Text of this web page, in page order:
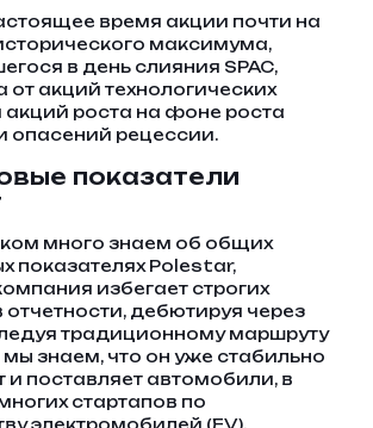
время акции почти на
максимума,
в день слияния SPAC,
от акций технологических
роста на фоне роста
опасений рецессии.
показатели
много знаем об общих
показателях Polestar,
избегает строгих
отчетности, дебютируя через
традиционному маршруту
мы знаем, что он уже стабильно
и поставляет автомобили, в
стартапов по